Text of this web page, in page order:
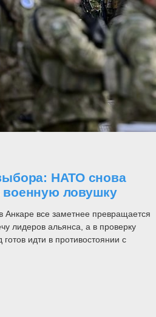
НАТО снова
военную ловушку
все заметнее превращается
лидеров альянса, а в проверку
идти в противостоянии с